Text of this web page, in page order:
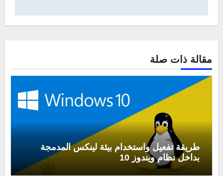
مقالة ذات صلة
طريقة تفعيل واستخدام بيئة لينكس المدمجة
بداخل نظام ويندوز 10